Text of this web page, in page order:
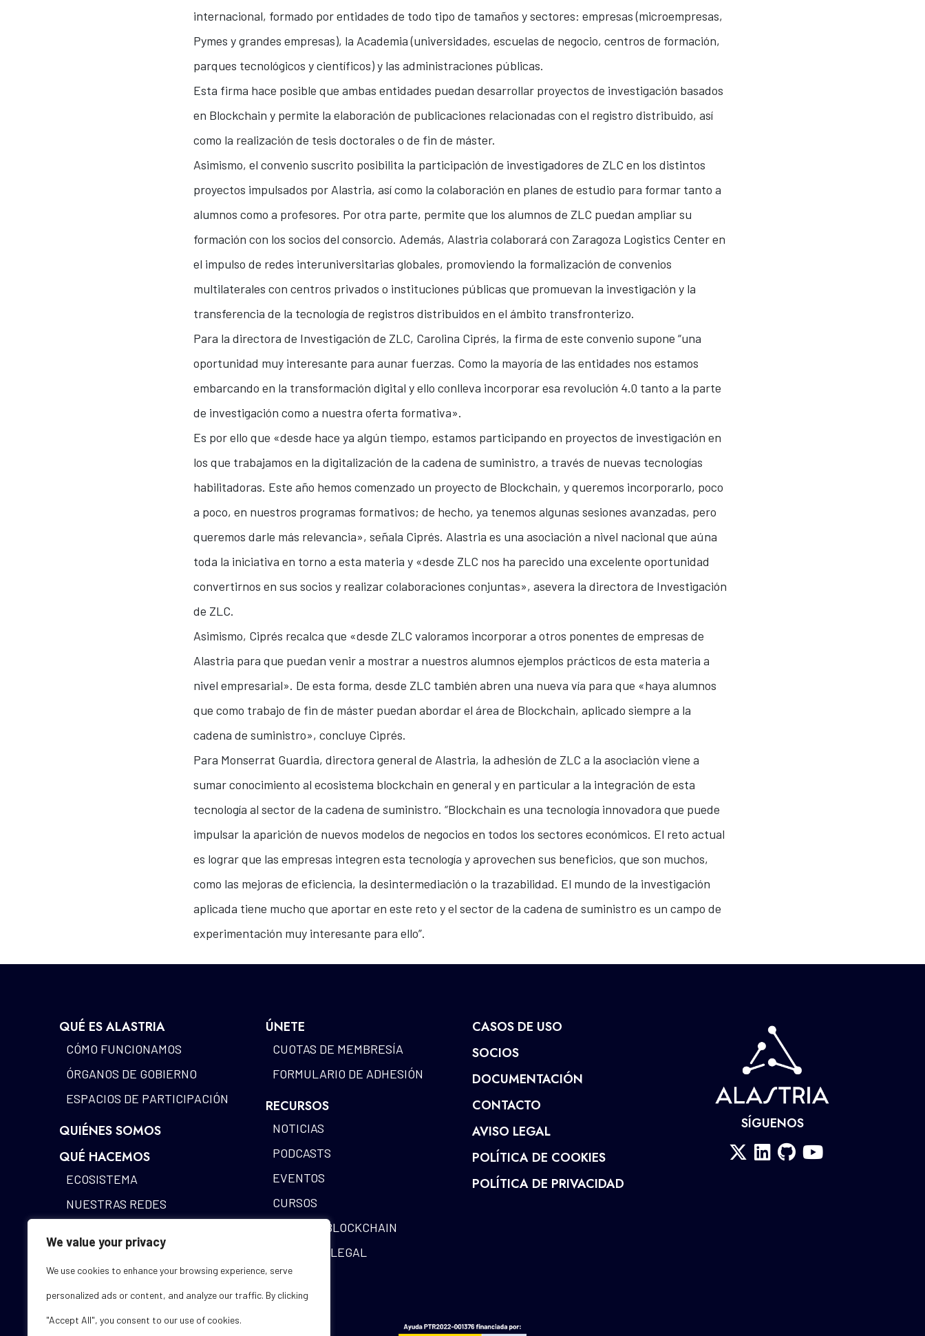
We value your privacy
We use cookies to enhance your browsing experience, serve
personalized ads or content, and analyze our traffic. By clicking
"Accept All", you consent to our use of cookies.
internacional, formado por entidades de todo tipo de tamaños y sectores: empresas (microempresas,
Pymes y grandes empresas), la Academia (universidades, escuelas de negocio, centros de formación,
parques tecnológicos y científicos) y las administraciones públicas.
Esta firma hace posible que ambas entidades puedan desarrollar proyectos de investigación basados
en Blockchain y permite la elaboración de publicaciones relacionadas con el registro distribuido, así
como la realización de tesis doctorales o de fin de máster.
Asimismo, el convenio suscrito posibilita la participación de investigadores de ZLC en los distintos
proyectos impulsados por Alastria, así como la colaboración en planes de estudio para formar tanto a
alumnos como a profesores. Por otra parte, permite que los alumnos de ZLC puedan ampliar su
formación con los socios del consorcio. Además, Alastria colaborará con Zaragoza Logistics Center en
el impulso de redes interuniversitarias globales, promoviendo la formalización de convenios
multilaterales con centros privados o instituciones públicas que promuevan la investigación y la
transferencia de la tecnología de registros distribuidos en el ámbito transfronterizo.
Para la directora de Investigación de ZLC, Carolina Ciprés, la firma de este convenio supone “una
oportunidad muy interesante para aunar fuerzas. Como la mayoría de las entidades nos estamos
embarcando en la transformación digital y ello conlleva incorporar esa revolución 4.0 tanto a la parte
de investigación como a nuestra oferta formativa».
Es por ello que «desde hace ya algún tiempo, estamos participando en proyectos de investigación en
los que trabajamos en la digitalización de la cadena de suministro, a través de nuevas tecnologías
habilitadoras. Este año hemos comenzado un proyecto de Blockchain, y queremos incorporarlo, poco
a poco, en nuestros programas formativos; de hecho, ya tenemos algunas sesiones avanzadas, pero
queremos darle más relevancia», señala Ciprés. Alastria es una asociación a nivel nacional que aúna
toda la iniciativa en torno a esta materia y «desde ZLC nos ha parecido una excelente oportunidad
convertirnos en sus socios y realizar colaboraciones conjuntas», asevera la directora de Investigación
de ZLC.
Asimismo, Ciprés recalca que «desde ZLC valoramos incorporar a otros ponentes de empresas de
Alastria para que puedan venir a mostrar a nuestros alumnos ejemplos prácticos de esta materia a
nivel empresarial». De esta forma, desde ZLC también abren una nueva vía para que «haya alumnos
que como trabajo de fin de máster puedan abordar el área de Blockchain, aplicado siempre a la
cadena de suministro», concluye Ciprés.
Para Monserrat Guardia, directora general de Alastria, la adhesión de ZLC a la asociación viene a
sumar conocimiento al ecosistema blockchain en general y en particular a la integración de esta
tecnología al sector de la cadena de suministro. “Blockchain es una tecnología innovadora que puede
impulsar la aparición de nuevos modelos de negocios en todos los sectores económicos. El reto actual
es lograr que las empresas integren esta tecnología y aprovechen sus beneficios, que son muchos,
como las mejoras de eficiencia, la desintermediación o la trazabilidad. El mundo de la investigación
aplicada tiene mucho que aportar en este reto y el sector de la cadena de suministro es un campo de
experimentación muy interesante para ello”.
QUÉ ES ALASTRIA
CÓMO FUNCIONAMOS
ÓRGANOS DE GOBIERNO
ESPACIOS DE PARTICIPACIÓN
QUIÉNES SOMOS
QUÉ HACEMOS
ECOSISTEMA
NUESTRAS REDES
FUNDING DESK
ÚNETE
CUOTAS DE MEMBRESÍA
FORMULARIO DE ADHESIÓN
RECURSOS
NOTICIAS
PODCASTS
EVENTOS
CURSOS
MAPA DE BLOCKCHAIN
ALASTRIA LEGAL
ESTUDIOS
GLOSARIO
CASOS DE USO
SOCIOS
DOCUMENTACIÓN
CONTACTO
AVISO LEGAL
POLÍTICA DE COOKIES
POLÍTICA DE PRIVACIDAD
SÍGUENOS